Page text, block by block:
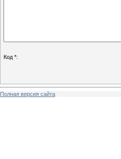
Код *:
Полная версия сайта